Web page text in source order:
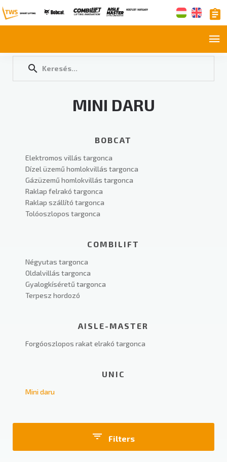
MINI DARU
BOBCAT
Elektromos villás targonca
Dízel üzemű homlokvillás targonca
Gázüzemű homlokvillás targonca
Raklap felrakó targonca
Raklap szállító targonca
Tolóoszlopos targonca
COMBILIFT
Négyutas targonca
Oldalvillás targonca
Gyalogkíséretű targonca
Terpesz hordozó
AISLE-MASTER
Forgóoszlopos rakat elrakó targonca
UNIC
Mini daru
Filters